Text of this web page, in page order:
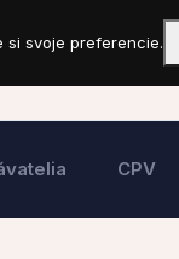
CPV
si svoje preferencie.